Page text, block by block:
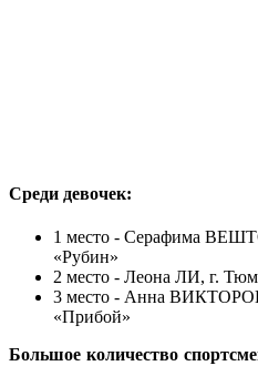
Среди девочек:
1 место - Серафима
«Рубин»
2 место - Леона ЛИ, г.
3 место - Анна
«Прибой»
Большое количество